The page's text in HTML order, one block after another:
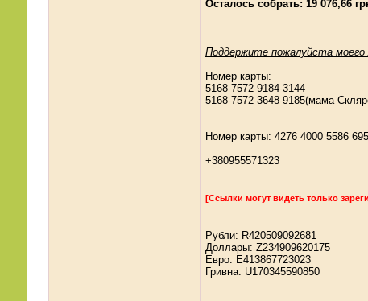
Осталось собрать: 19 076,66
Поддержите пожалуйста моего
Номер карты:
5168-7572-9184-3144
5168-7572-3648-9185(мама
Номер карты: 4276 4000 5586
+380955571323
[Ссылки могут видеть только
Рубли: R420509092681
Доллары: Z234909620175
Евро: E413867723023
Гривна: U170345590850